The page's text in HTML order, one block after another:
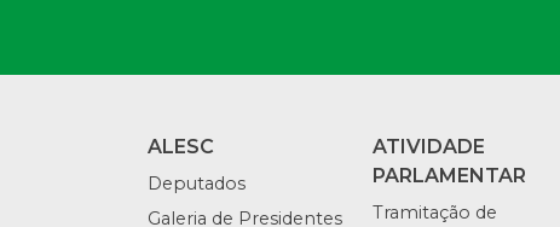
ALESC
Deputados
Galeria de Presidentes
ATIVIDADE
PARLAMENTAR
Tramitação de